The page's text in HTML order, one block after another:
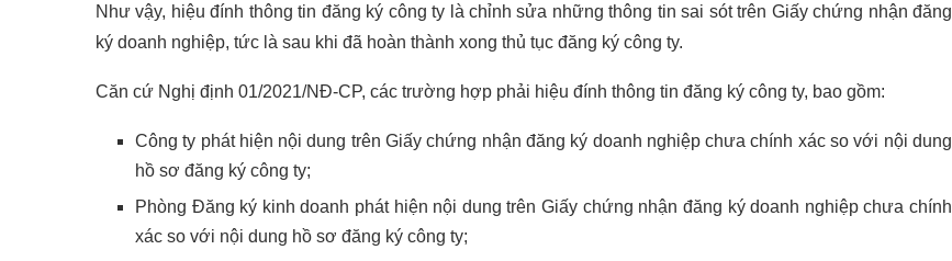
Như vậy, hiệu đính thông tin đăng ký công ty là chỉnh sửa những thông tin sai sót trên Giấy chứng nhận đăng
ký doanh nghiệp, tức là sau khi đã hoàn thành xong thủ tục đăng ký công ty.
Căn cứ Nghị định 01/2021/NĐ-CP, các trường hợp phải hiệu đính thông tin đăng ký công ty, bao gồm:
Công ty phát hiện nội dung trên Giấy chứng nhận đăng ký doanh nghiệp chưa chính xác so với nội dung
hồ sơ đăng ký công ty;
Phòng Đăng ký kinh doanh phát hiện nội dung trên Giấy chứng nhận đăng ký doanh nghiệp chưa chính
xác so với nội dung hồ sơ đăng ký công ty;